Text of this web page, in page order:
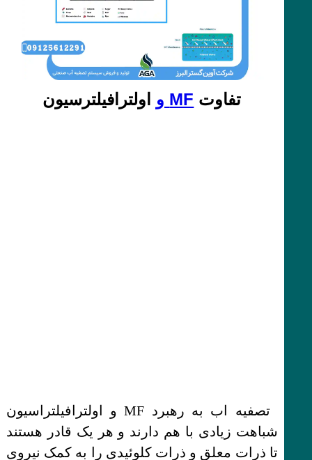
تفاوت MF و اولترافیلترسیون
تصفیه اب به رهبرد MF و اولترافیلتراسیون
شباهت زیادی با هم دارند و هر یک قادر هستند
تا ذرات معلق و ذرات کلوئیدی را به کمک نیروی